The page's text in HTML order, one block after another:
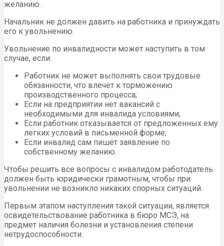
желанию.
Начальник не должен давить на работника и принуждать
его к увольнению.
Увольнение по инвалидности может наступить в том
случае, если:
Работник не может выполнять свои трудовые
обязанности, что влечет к торможению
производственного процесса;
Если на предприятии нет вакансий с
необходимыми для инвалида условиями;
Если работник отказывается от предложенных ему
легких условий в письменной форме;
Если инвалид сам пишет заявление по
собственному желанию.
Чтобы решить все вопросы с инвалидом работодатель
должен быть юридически грамотным, чтобы при
увольнении не возникло никаких спорных ситуаций.
Первым этапом наступления такой ситуации, является
освидетельствование работника в бюро МСЭ, на
предмет наличия болезни и установления степени
нетрудоспособности.